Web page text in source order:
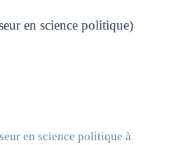
en science politique)
en science politique à